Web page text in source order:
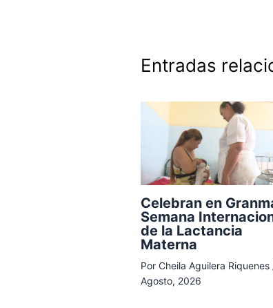
Entradas
Celebran en
Semana
de la Lactancia
Materna
Por Cheila Aguilera Riquenes
Agosto, 2026